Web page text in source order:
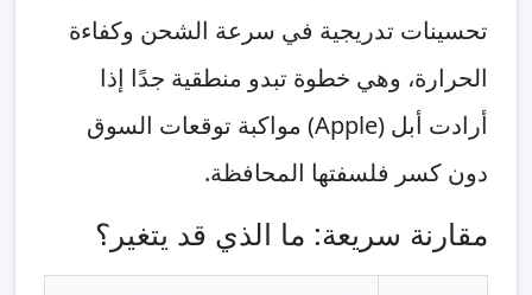
تحسينات تدريجية في سرعة الشحن وكفاءة
الحرارة، وهي خطوة تبدو منطقية جدًا إذا
أرادت أبل (Apple) مواكبة توقعات السوق
دون كسر فلسفتها المحافظة.
مقارنة سريعة: ما الذي قد يتغير؟